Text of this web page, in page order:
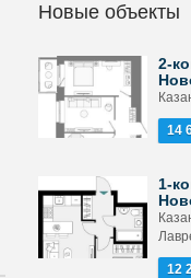
Новые объекты
2-
14
1-
12